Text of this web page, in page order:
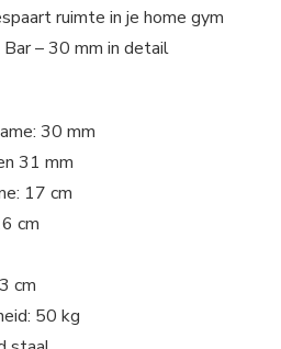
ruimte in je home gym
– 30 mm in detail
30 mm
31 mm
17 cm
cm
cm
50 kg